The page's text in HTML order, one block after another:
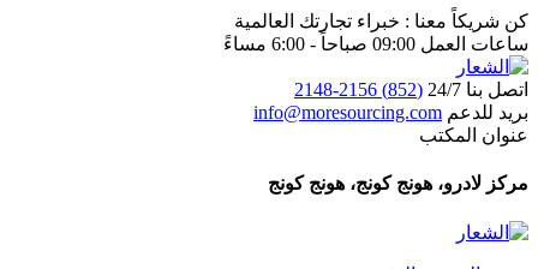
كن شريكاً معنا : خبراء تجارتك العالمية
ساعات العمل 09:00 صباحاً - 6:00 مساءً
اتصل بنا 24/7
(852) 2156-2148
بريد للدعم info@moresourcing.com
عنوان المكتب
مركز لادرو، هونج كونج، هونج كونج